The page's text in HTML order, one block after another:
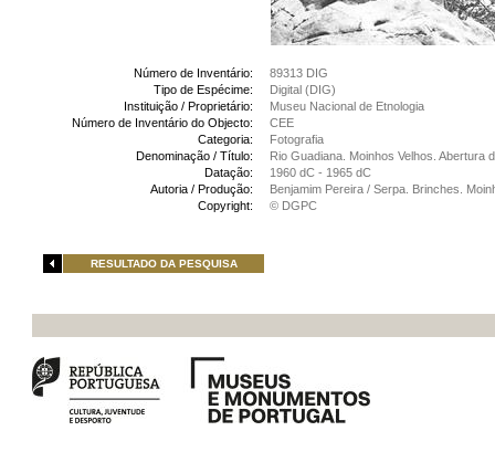
Número de Inventário:
89313 DIG
Tipo de Espécime:
Digital (DIG)
Instituição / Proprietário:
Museu Nacional de Etnologia
Número de Inventário do Objecto:
CEE
Categoria:
Fotografia
Denominação / Título:
Rio Guadiana. Moinhos Velhos. Abertura
Datação:
1960 dC - 1965 dC
Autoria / Produção:
Benjamim Pereira / Serpa. Brinches.
Copyright:
© DGPC
RESULTADO DA PESQUISA